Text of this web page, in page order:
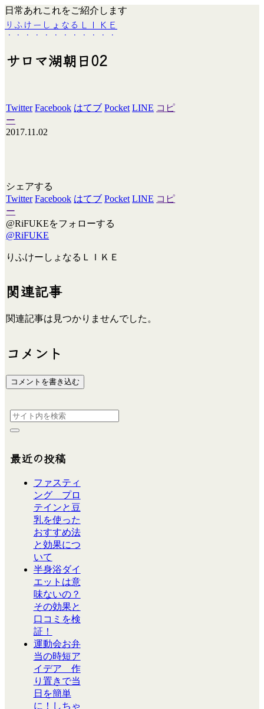
日常あれこれをご紹介します
りふけーしょなるＬＩＫＥ
サロマ湖朝日02
Twitter Facebook はてブ Pocket LINE コピ
ー
2017.11.02
シェアする
Twitter Facebook はてブ Pocket LINE コピ
ー
@RiFUKEをフォローする
@RiFUKE
りふけーしょなるＬＩＫＥ
関連記事
関連記事は見つかりませんでした。
コメント
コメントを書き込む
最近の投稿
ファスティ
ング プロ
テインと豆
乳を使った
おすすめ法
と効果につ
いて
半身浴ダイ
エットは意
味ないの？
その効果と
口コミを検
証！
運動会お弁
当の時短ア
イデア 作
り置きで当
日を簡単
に！しちゃ